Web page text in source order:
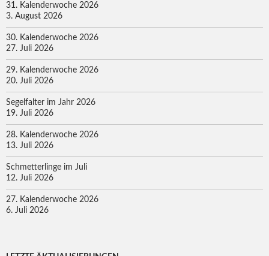
31. Kalenderwoche 2026
3. August 2026
30. Kalenderwoche 2026
27. Juli 2026
29. Kalenderwoche 2026
20. Juli 2026
Segelfalter im Jahr 2026
19. Juli 2026
28. Kalenderwoche 2026
13. Juli 2026
Schmetterlinge im Juli
12. Juli 2026
27. Kalenderwoche 2026
6. Juli 2026